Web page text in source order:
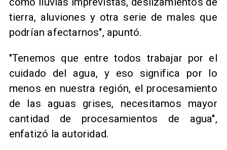
tierra, aluviones y otra serie de males que
podrían afectarnos", apuntó.
"Tenemos que entre todos trabajar por el
cuidado del agua, y eso significa por lo
menos en nuestra región, el procesamiento
de las aguas grises, necesitamos mayor
cantidad de procesamientos de agua",
enfatizó la autoridad.